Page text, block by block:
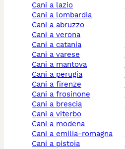
cani a lazio
cani a lombardia
cani a abruzzo
cani a verona
cani a catania
cani a varese
cani a mantova
cani a perugia
cani a firenze
cani a frosinone
cani a brescia
cani a viterbo
cani a modena
cani a emilia-romagna
cani a pistoia